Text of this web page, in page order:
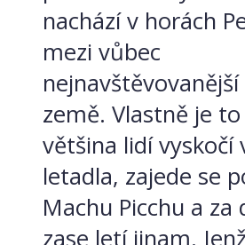
nachází v horách
mezi vůbec
země. Vlastně je
většina lidí vyskočí
letadla, zajede se
Machu Picchu a za
zase letí jinam.